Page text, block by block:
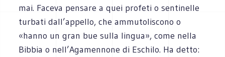
mai. Faceva pensare a quei profeti o sentinelle
turbati dall’appello, che ammutoliscono o
«hanno un gran bue sulla lingua», come nella
Bibbia o nell’Agamennone di Eschilo. Ha detto: